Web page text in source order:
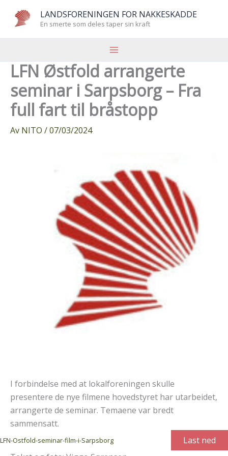
LANDSFORENINGEN FOR NAKKESKADDE
En smerte som deles taper sin kraft
LFN Østfold arrangerte
seminar i Sarpsborg – Fra
full fart til bråstopp
Av NITO /07/03/2024
I forbindelse med at lokalforeningen skulle
presentere de nye filmene hovedstyret har utarbeidet,
arrangerte de seminar. Temaene var bredt
sammensatt.
LFN-Ostfold-seminar-film-i-Sarpsborg
Last ned